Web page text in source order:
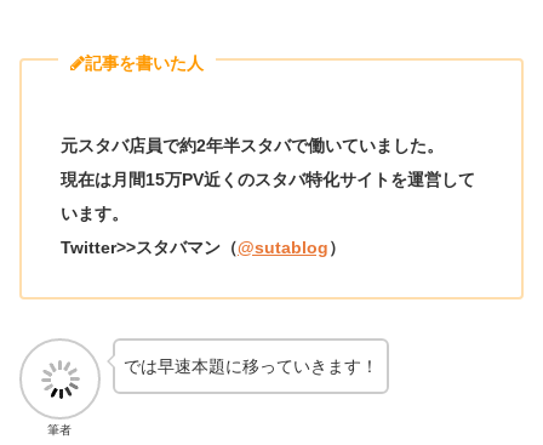
記事を書いた人
元スタバ店員で約2年半スタバで働いていました。
現在は月間15万PV近くのスタバ特化サイトを運営して
います。
Twitter>>スタバマン（@sutablog）
筆者
では早速本題に移っていきます！